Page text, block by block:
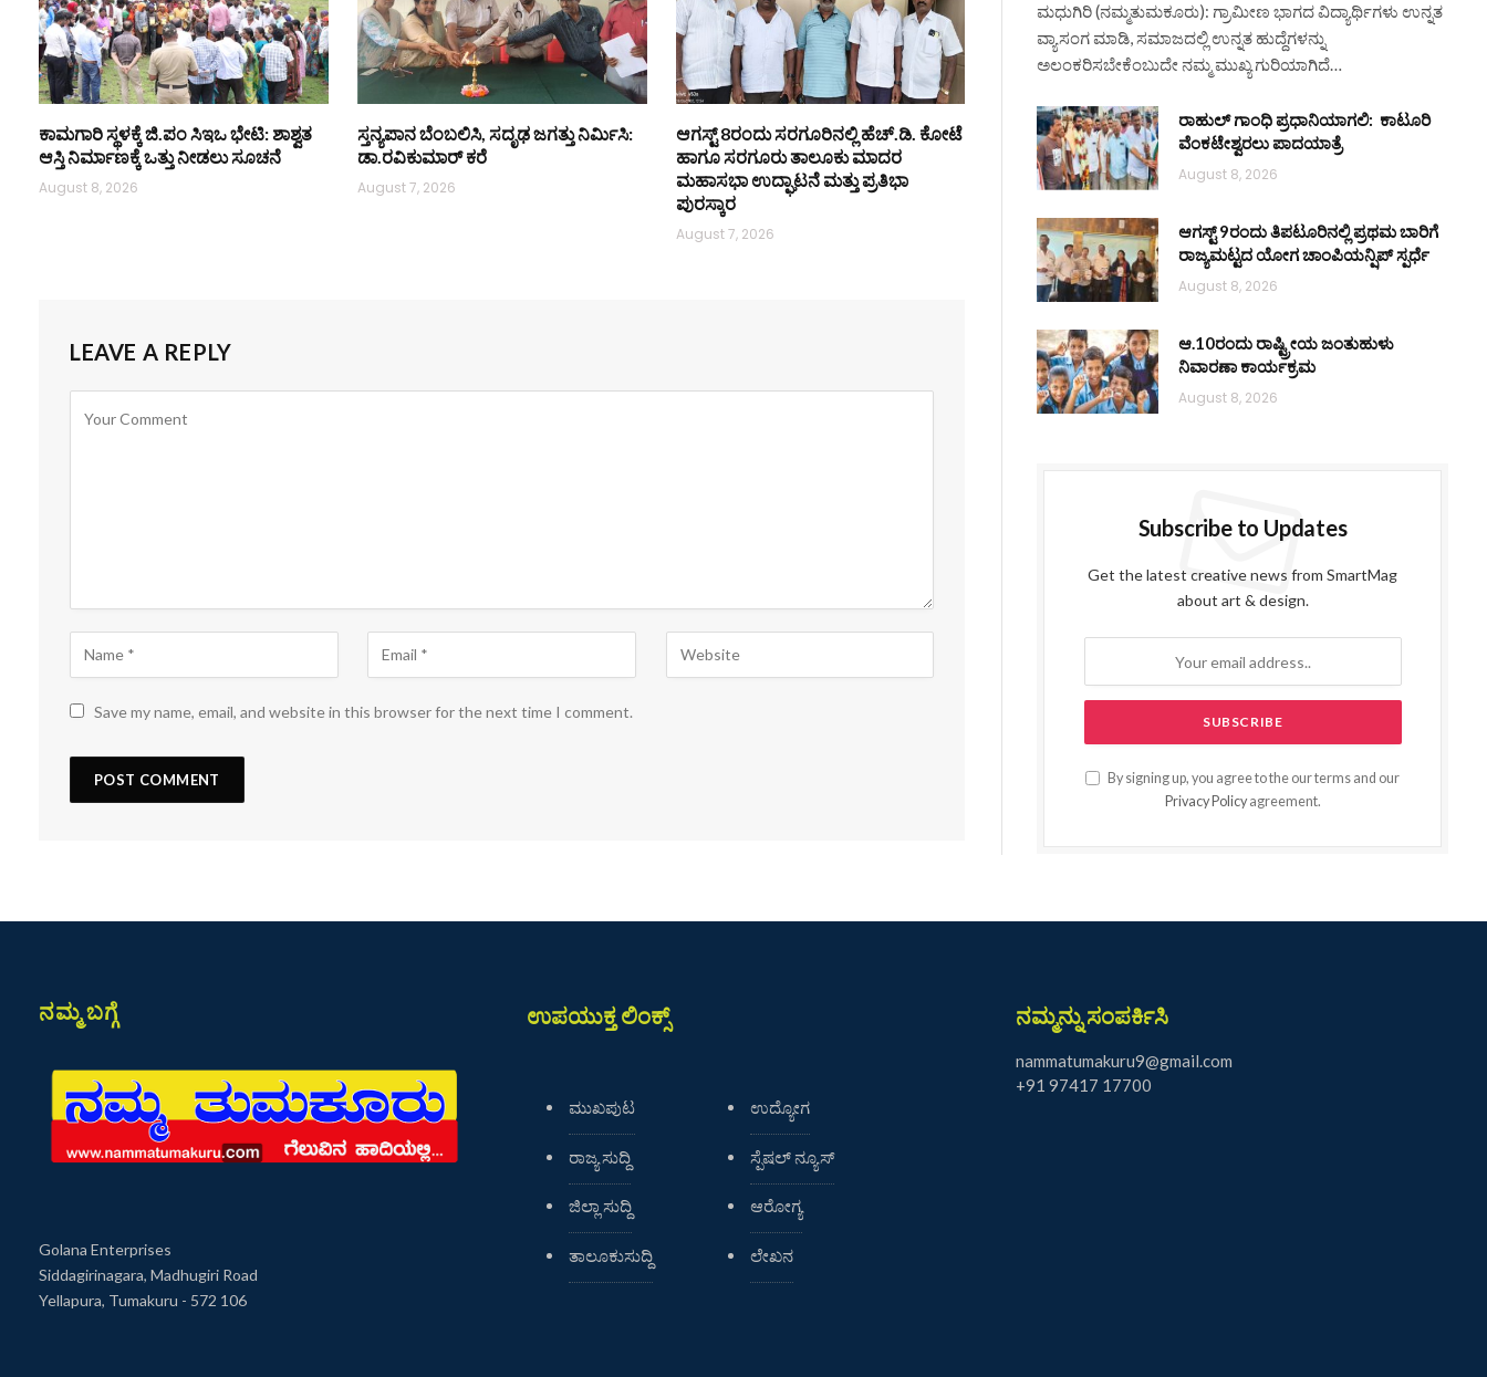
ಕಾಮಗಾರಿ ಸ್ಥಳಕ್ಕೆ ಜಿ.ಪಂ ಸಿಇಒ ಭೇಟಿ: ಶಾಶ್ವತ
ಆಸ್ತಿ ನಿರ್ಮಾಣಕ್ಕೆ ಒತ್ತು ನೀಡಲು ಸೂಚನೆ
August 8, 2026
ಸ್ತನ್ಯಪಾನ ಬೆಂಬಲಿಸಿ, ಸದೃಢ ಜಗತ್ತು ನಿರ್ಮಿಸಿ:
ಡಾ.ರವಿಕುಮಾರ್ ಕರೆ
August 7, 2026
ಆಗಸ್ಟ್ 8ರಂದು ಸರಗೂರಿನಲ್ಲಿ ಹೆಚ್.ಡಿ. ಕೋಟೆ
ಹಾಗೂ ಸರಗೂರು ತಾಲೂಕು ಮಾದರ
ಮಹಾಸಭಾ ಉದ್ಘಾಟನೆ ಮತ್ತು ಪ್ರತಿಭಾ
ಪುರಸ್ಕಾರ
August 7, 2026
LEAVE A REPLY
Save my name, email, and website in this browser for the next time I comment.
ಮಧುಗಿರಿ (ನಮ್ಮತುಮಕೂರು): ಗ್ರಾಮೀಣ ಭಾಗದ ವಿದ್ಯಾರ್ಥಿಗಳು ಉನ್ನತ
ವ್ಯಾಸಂಗ ಮಾಡಿ, ಸಮಾಜದಲ್ಲಿ ಉನ್ನತ ಹುದ್ದೆಗಳನ್ನು
ಅಲಂಕರಿಸಬೇಕೆಂಬುದೇ ನಮ್ಮ ಮುಖ್ಯ ಗುರಿಯಾಗಿದೆ…
ರಾಹುಲ್ ಗಾಂಧಿ ಪ್ರಧಾನಿಯಾಗಲಿ: ಕಾಟೂರಿ
ವೆಂಕಟೇಶ್ವರಲು ಪಾದಯಾತ್ರೆ
August 8, 2026
ಆಗಸ್ಟ್ 9ರಂದು ತಿಪಟೂರಿನಲ್ಲಿ ಪ್ರಥಮ ಬಾರಿಗೆ
ರಾಜ್ಯಮಟ್ಟದ ಯೋಗ ಚಾಂಪಿಯನ್ಷಿಪ್ ಸ್ಪರ್ಧೆ
August 8, 2026
ಆ.10ರಂದು ರಾಷ್ಟ್ರೀಯ ಜಂತುಹುಳು
ನಿವಾರಣಾ ಕಾರ್ಯಕ್ರಮ
August 8, 2026
Subscribe to Updates
Get the latest creative news from SmartMag
about art & design.
By signing up, you agree to the our terms and our
Privacy Policyagreement.
ನಮ್ಮ ಬಗ್ಗೆ
Golana Enterprises
Siddagirinagara, Madhugiri Road
Yellapura, Tumakuru - 572 106
ಉಪಯುಕ್ತ ಲಿಂಕ್ಸ್
ಮುಖಪುಟ
ರಾಜ್ಯ ಸುದ್ದಿ
ಜಿಲ್ಲಾ ಸುದ್ದಿ
ತಾಲೂಕುಸುದ್ದಿ
ಉದ್ಯೋಗ
ಸ್ಪೆಷಲ್ ನ್ಯೂಸ್
ಆರೋಗ್ಯ
ಲೇಖನ
ನಮ್ಮನ್ನು ಸಂಪರ್ಕಿಸಿ
nammatumakuru9@gmail.com
+91 97417 17700